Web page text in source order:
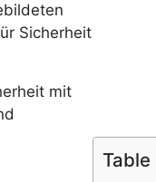
Sicherheit
mit